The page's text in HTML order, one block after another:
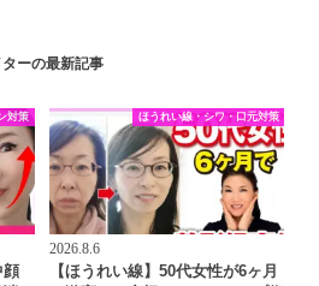
ーの最新記事
対策
顔
ほうれい線・シワ・口元対策
2026.8.6
【ほうれい線】50代女性が6ヶ月